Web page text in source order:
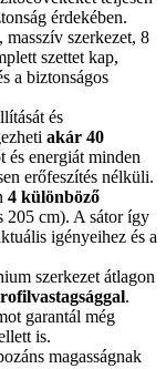
érdekében.
szerkezet, 8
szettet kap,
a biztonságos
és
akár 40
és energiát minden
erőfeszítés nélküli.
4 különböző
205 cm). A sátor így
igényeihez és a
szerkezet átlagon
.
garantál még
is.
magasságnak